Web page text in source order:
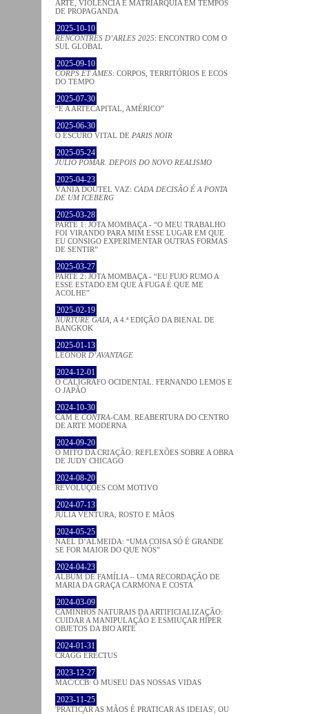
ARTE, VIOLÊNCIA E MATRIARQUIA EM TEMPOS
DE PROPAGANDA
2025-10-10
RENCONTRES D’ARLES 2025: ENCONTRO COM O
SUL GLOBAL
2025-09-10
CORPS ET ÂMES: CORPOS, TERRITÓRIOS E ECOS
DO TEMPO
2025-07-30
“É A ARTECAPITAL, AMÉRICO”
2025-06-30
O ESCURO VITAL DE PARIS NOIR
2025-05-24
JÚLIO POMAR. DEPOIS DO NOVO REALISMO
2025-04-23
VÂNIA DOUTEL VAZ: CADA DECISÃO É A PONTA
DE UM ICEBERG
2025-03-28
PARTE 1: JOTA MOMBAÇA - “O MEU TRABALHO
FOI VIRANDO PARA MIM ESSE LUGAR EM QUE
EU CONSIGO EXPERIMENTAR OUTRAS FORMAS
DE SENTIR”
2025-03-27
PARTE 2: JOTA MOMBAÇA - “EU FUJO RUMO A
ESSE ESTADO EM QUE A FUGA É QUE ME
ACOLHE”
2025-02-19
NURTURE GAIA , A 4.ª EDIÇÃO DA BIENAL DE
BANGKOK
2025-01-13
LEONOR D’AVANTAGE
2024-12-01
O CALÍGRAFO OCIDENTAL. FERNANDO LEMOS E
O JAPÃO
2024-10-30
CAM E CONTRA-CAM. REABERTURA DO CENTRO
DE ARTE MODERNA
2024-09-20
O MITO DA CRIAÇÃO: REFLEXÕES SOBRE A OBRA
DE JUDY CHICAGO
2024-08-20
REVOLUÇÕES COM MOTIVO
2024-07-13
JÚLIA VENTURA, ROSTO E MÃOS
2024-05-25
NAEL D’ALMEIDA: “UMA COISA SÓ É GRANDE
SE FOR MAIOR DO QUE NÓS”
2024-04-23
ÁLBUM DE FAMÍLIA – UMA RECORDAÇÃO DE
MARIA DA GRAÇA CARMONA E COSTA
2024-03-09
CAMINHOS NATURAIS DA ARTIFICIALIZAÇÃO:
CUIDAR A MANIPULAÇÃO E ESMIUÇAR HÍPER
OBJETOS DA BIO ARTE
2024-01-31
CRAGG ERECTUS
2023-12-27
MAC/CCB: O MUSEU DAS NOSSAS VIDAS
2023-11-25
'PRATICAR AS MÃOS É PRATICAR AS IDEIAS', OU